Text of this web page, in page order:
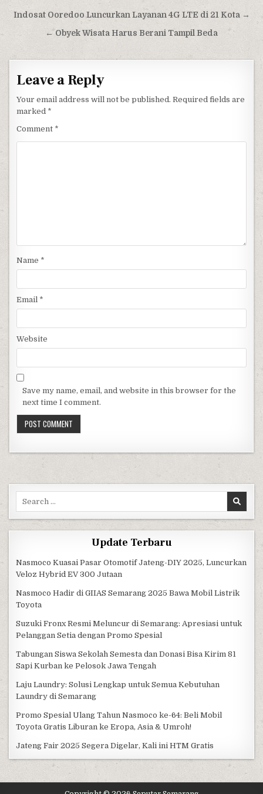
Post navigation
Indosat Ooredoo Luncurkan Layanan 4G LTE di 21 Kota →
← Obyek Wisata Harus Berani Tampil Beda
Leave a Reply
Your email address will not be published. Required fields are
marked *
Comment *
Name *
Email *
Website
Save my name, email, and website in this browser for the
next time I comment.
Update Terbaru
Nasmoco Kuasai Pasar Otomotif Jateng-DIY 2025, Luncurkan
Veloz Hybrid EV 300 Jutaan
Nasmoco Hadir di GIIAS Semarang 2025 Bawa Mobil Listrik
Toyota
Suzuki Fronx Resmi Meluncur di Semarang: Apresiasi untuk
Pelanggan Setia dengan Promo Spesial
Tabungan Siswa Sekolah Semesta dan Donasi Bisa Kirim 81
Sapi Kurban ke Pelosok Jawa Tengah
Laju Laundry: Solusi Lengkap untuk Semua Kebutuhan
Laundry di Semarang
Promo Spesial Ulang Tahun Nasmoco ke-64: Beli Mobil
Toyota Gratis Liburan ke Eropa, Asia & Umroh!
Jateng Fair 2025 Segera Digelar, Kali ini HTM Gratis